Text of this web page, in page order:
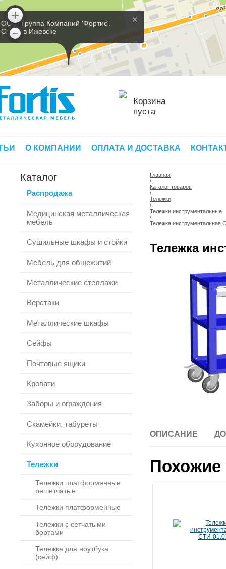
×
ООО 'Группа Компаний 'Фортис'.
Склад в Ижевске
Корзина
пуста
О КОМПАНИИ ОПЛАТА И ДОСТАВКА
Каталог
Распродажа
Медицинская металлическая
мебель
Сушильные шкафы и стойки
Мебель для общежитий
Металлические стеллажи
Верстаки
Металлические шкафы
Сейфы
Почтовые ящики
Кровати
Заборы и ограждения
Скамейки, табуреты
Кухонное оборудование
Тележки
Тележки платформенные
решетчатые
Тележки платформенные
Тележки с сетчатыми
бортами
Тележка для ноутбука
(сейф)
Главная
/
Каталог товаров
/
Тележки
/
Тележки инструментальные
/
Тележка инструментальная
Тележка
ОПИСАНИЕ